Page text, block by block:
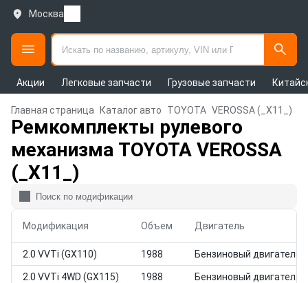
Москва
Акции Легковые запчасти Грузовые запчасти
Главная страница Каталог авто TOYOTA VEROSSA (_X11_)
Ремкомплекты рулевого
механизма TOYOTA VEROSSA
(_X11_)
Модификация Объем Двигатель
2.0 VVTi (GX110) 1988 Бензиновый двигатель
2.0 VVTi 4WD (GX115) 1988 Бензиновый двигатель